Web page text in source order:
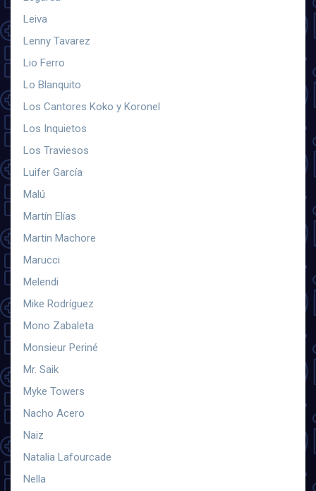
Leiva
Lenny Tavarez
Lio Ferro
Lo Blanquito
Los Cantores Koko y Koronel
Los Inquietos
Los Traviesos
Luifer García
Malú
Martín Elías
Martin Machore
Marucci
Melendi
Mike Rodríguez
Mono Zabaleta
Monsieur Periné
Mr. Saik
Myke Towers
Nacho Acero
Naiz
Natalia Lafourcade
Nella